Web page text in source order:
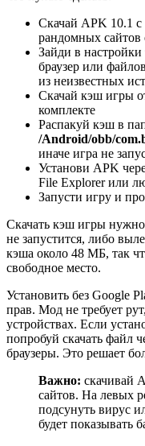
Скачай APK 10.1
рандомных сайтов
Зайди в
браузер или
из неизвестных
Скачай кэш игры
комплекте
Распакуй кэш в
/Android/obb/
иначе игра не
Установи APK
File Explorer или
Запусти игру и
Скачать кэш игры
не запустится, либо
кэша около 48 МБ, так
свободное место.
Установить без Google
прав. Мод не требует
устройствах. Если
попробуй скачать файл
браузеры. Это решает
Важно: скачивай
сайтов. На левых
подсунуть вирус
будет показывать